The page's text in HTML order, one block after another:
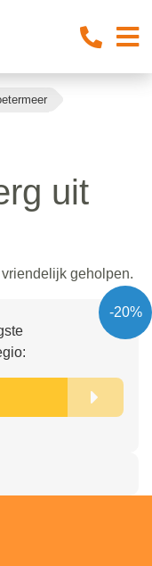
uit
geholpen.
-20%